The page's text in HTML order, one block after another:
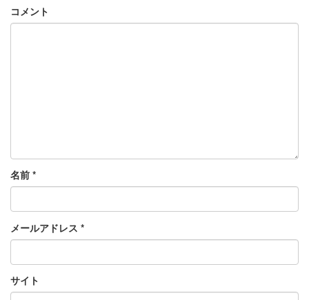
コメント
名前 *
メールアドレス *
サイト